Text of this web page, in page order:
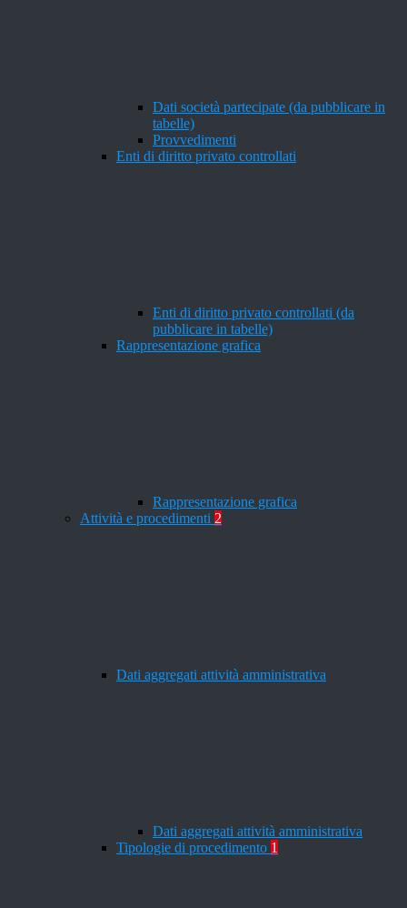
Dati società partecipate (da pubblicare in
tabelle)
Provvedimenti
Enti di diritto privato controllati
Enti di diritto privato controllati (da
pubblicare in tabelle)
Rappresentazione grafica
Rappresentazione grafica
Attività e procedimenti 2
Dati aggregati attività amministrativa
Dati aggregati attività amministrativa
Tipologie di procedimento 1